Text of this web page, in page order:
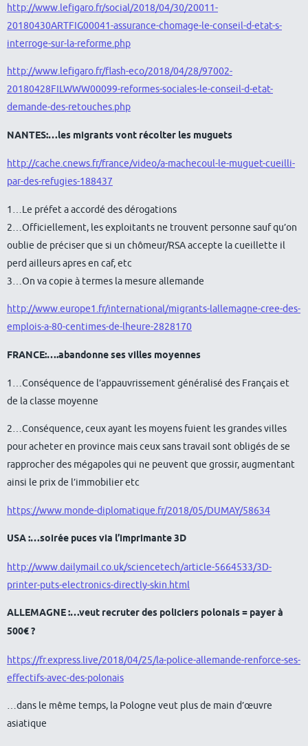
http://www.lefigaro.fr/social/2018/04/30/20011-
20180430ARTFIG00041-assurance-chomage-le-conseil-d-etat-s-
interroge-sur-la-reforme.php
http://www.lefigaro.fr/flash-eco/2018/04/28/97002-
20180428FILWWW00099-reformes-sociales-le-conseil-d-etat-
demande-des-retouches.php
NANTES:…les migrants vont récolter les muguets
http://cache.cnews.fr/france/video/a-machecoul-le-muguet-cueilli-
par-des-refugies-188437
1…Le préfet a accordé des dérogations
2…Officiellement, les exploitants ne trouvent personne sauf qu’on
oublie de préciser que si un chômeur/RSA accepte la cueillette il
perd ailleurs apres en caf, etc
3…On va copie à termes la mesure allemande
http://www.europe1.fr/international/migrants-lallemagne-cree-des-
emplois-a-80-centimes-de-lheure-2828170
FRANCE:….abandonne ses villes moyennes
1…Conséquence de l’appauvrissement généralisé des Français et
de la classe moyenne
2…Conséquence, ceux ayant les moyens fuient les grandes villes
pour acheter en province mais ceux sans travail sont obligés de se
rapprocher des mégapoles qui ne peuvent que grossir, augmentant
ainsi le prix de l’immobilier etc
https://www.monde-diplomatique.fr/2018/05/DUMAY/58634
USA :…soirée puces via l’imprimante 3D
http://www.dailymail.co.uk/sciencetech/article-5664533/3D-
printer-puts-electronics-directly-skin.html
ALLEMAGNE :…veut recruter des policiers polonais = payer à
500€ ?
https://fr.express.live/2018/04/25/la-police-allemande-renforce-ses-
effectifs-avec-des-polonais
…dans le même temps, la Pologne veut plus de main d’œuvre
asiatique